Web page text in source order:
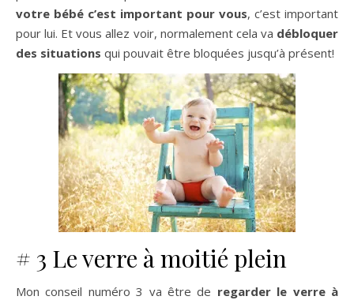
votre bébé c’est important pour vous, c’est important
pour lui. Et vous allez voir, normalement cela va débloquer
des situations qui pouvait être bloquées jusqu’à présent!
# 3 Le verre à moitié plein
Mon conseil numéro 3 va être de regarder le verre à